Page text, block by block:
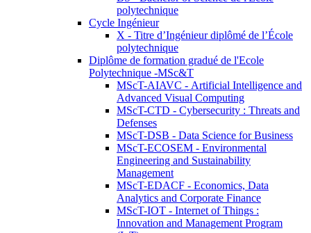
polytechnique
Cycle Ingénieur
X - Titre d’Ingénieur diplômé de l’École
polytechnique
Diplôme de formation gradué de l'Ecole
Polytechnique -MSc&T
MScT-AIAVC - Artificial Intelligence and
Advanced Visual Computing
MScT-CTD - Cybersecurity : Threats and
Defenses
MScT-DSB - Data Science for Business
MScT-ECOSEM - Environmental
Engineering and Sustainability
Management
MScT-EDACF - Economics, Data
Analytics and Corporate Finance
MScT-IOT - Internet of Things :
Innovation and Management Program